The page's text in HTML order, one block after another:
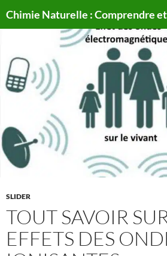
au
SLIDER
TOUT SAVOIR
EFFETS DES